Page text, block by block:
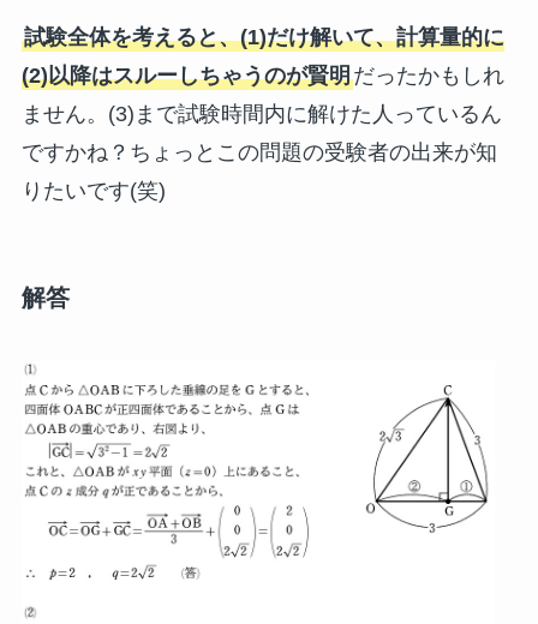
試験全体を考えると、(1)だけ解いて、計算量的に
(2)以降はスルーしちゃうのが賢明だったかもしれ
ません。(3)まで試験時間内に解けた人っているん
ですかね？ちょっとこの問題の受験者の出来が知
りたいです(笑)
解答